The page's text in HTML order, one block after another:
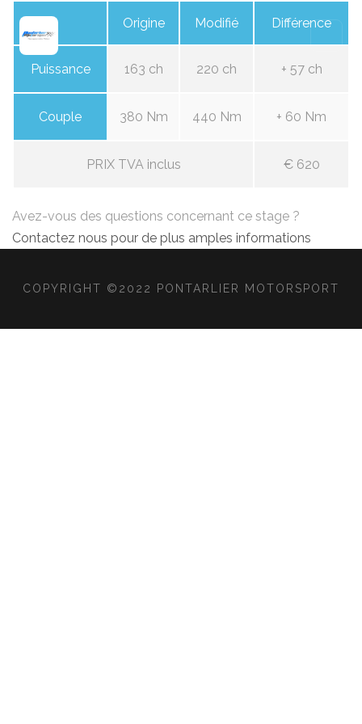
Origine Modifié Différence
Puissance 163 ch 220 ch + 57 ch
Couple 380 Nm 440 Nm + 60 Nm
PRIX TVA inclus € 620
Avez-vous des questions concernant ce stage ?
Contactez nous pour de plus amples informations
COPYRIGHT ©2022 PONTARLIER MOTORSPORT